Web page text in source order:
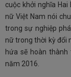
cuộc khởi nghĩa
nữ Việt Nam nói
trong sự nghiệp
nữ trong thời kỳ đổi
hứa sẽ hoàn
năm 2016.